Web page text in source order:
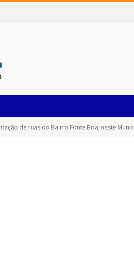
Bairro Fonte Boa, neste Município de Castanhal/Pará)